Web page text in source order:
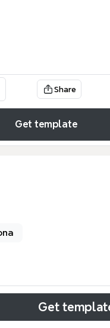
Share
Get template
de Bilbert Degales
mexicanos (4 más
Get